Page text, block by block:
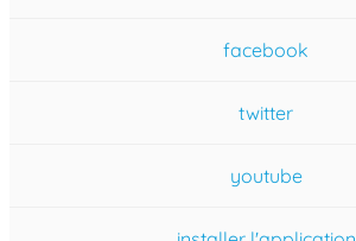
facebook
twitter
youtube